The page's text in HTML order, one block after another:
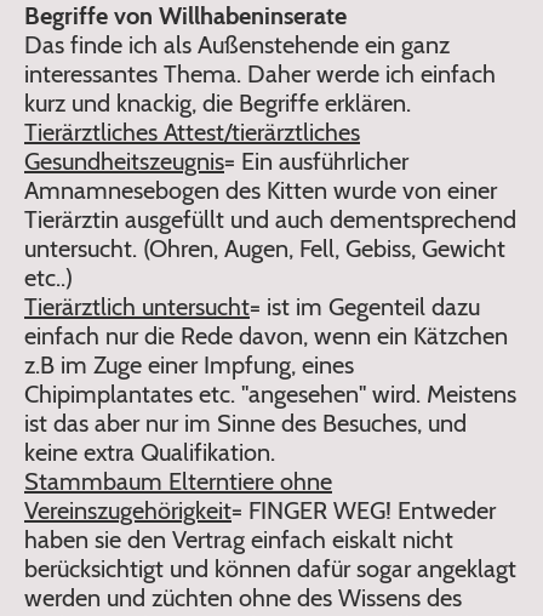
Begriffe von Willhabeninserate
Das finde ich als Außenstehende ein ganz
interessantes Thema. Daher werde ich einfach
kurz und knackig, die Begriffe erklären.
Tierärztliches Attest/tierärztliches
Gesundheitszeugnis= Ein ausführlicher
Amnamnesebogen des Kitten wurde von einer
Tierärztin ausgefüllt und auch dementsprechend
untersucht. (Ohren, Augen, Fell, Gebiss, Gewicht
etc..)
Tierärztlich untersucht= ist im Gegenteil dazu
einfach nur die Rede davon, wenn ein Kätzchen
z.B im Zuge einer Impfung, eines
Chipimplantates etc. "angesehen" wird. Meistens
ist das aber nur im Sinne des Besuches, und
keine extra Qualifikation.
Stammbaum Elterntiere ohne
Vereinszugehörigkeit= FINGER WEG! Entweder
haben sie den Vertrag einfach eiskalt nicht
berücksichtigt und können dafür sogar angeklagt
werden und züchten ohne des Wissens des